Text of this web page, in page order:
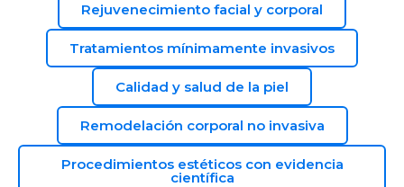
Rejuvenecimiento facial y corporal
Tratamientos mínimamente invasivos
Calidad y salud de la piel
Remodelación corporal no invasiva
Procedimientos estéticos con evidencia
científica